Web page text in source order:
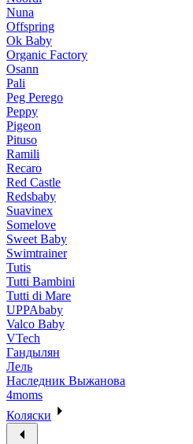
Nuna
Offspring
Ok Baby
Organic Factory
Osann
Pali
Peg Perego
Peppy
Pigeon
Pituso
Ramili
Recaro
Red Castle
Redsbaby
Suavinex
Somelove
Sweet Baby
Swimtrainer
Tutis
Tutti Bambini
Tutti di Mare
UPPAbaby
Valco Baby
VTech
Гандылян
Лель
Наследник Выжанова
4moms
Коляски